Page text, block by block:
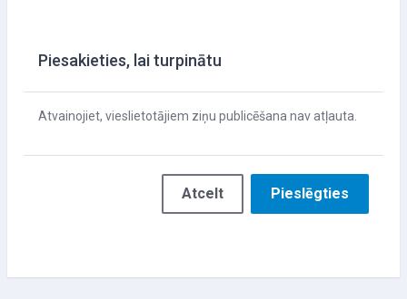
Piesakieties, lai turpinātu
Atvainojiet, vieslietotājiem ziņu publicēšana nav atļauta.
Atcelt Pieslēgties